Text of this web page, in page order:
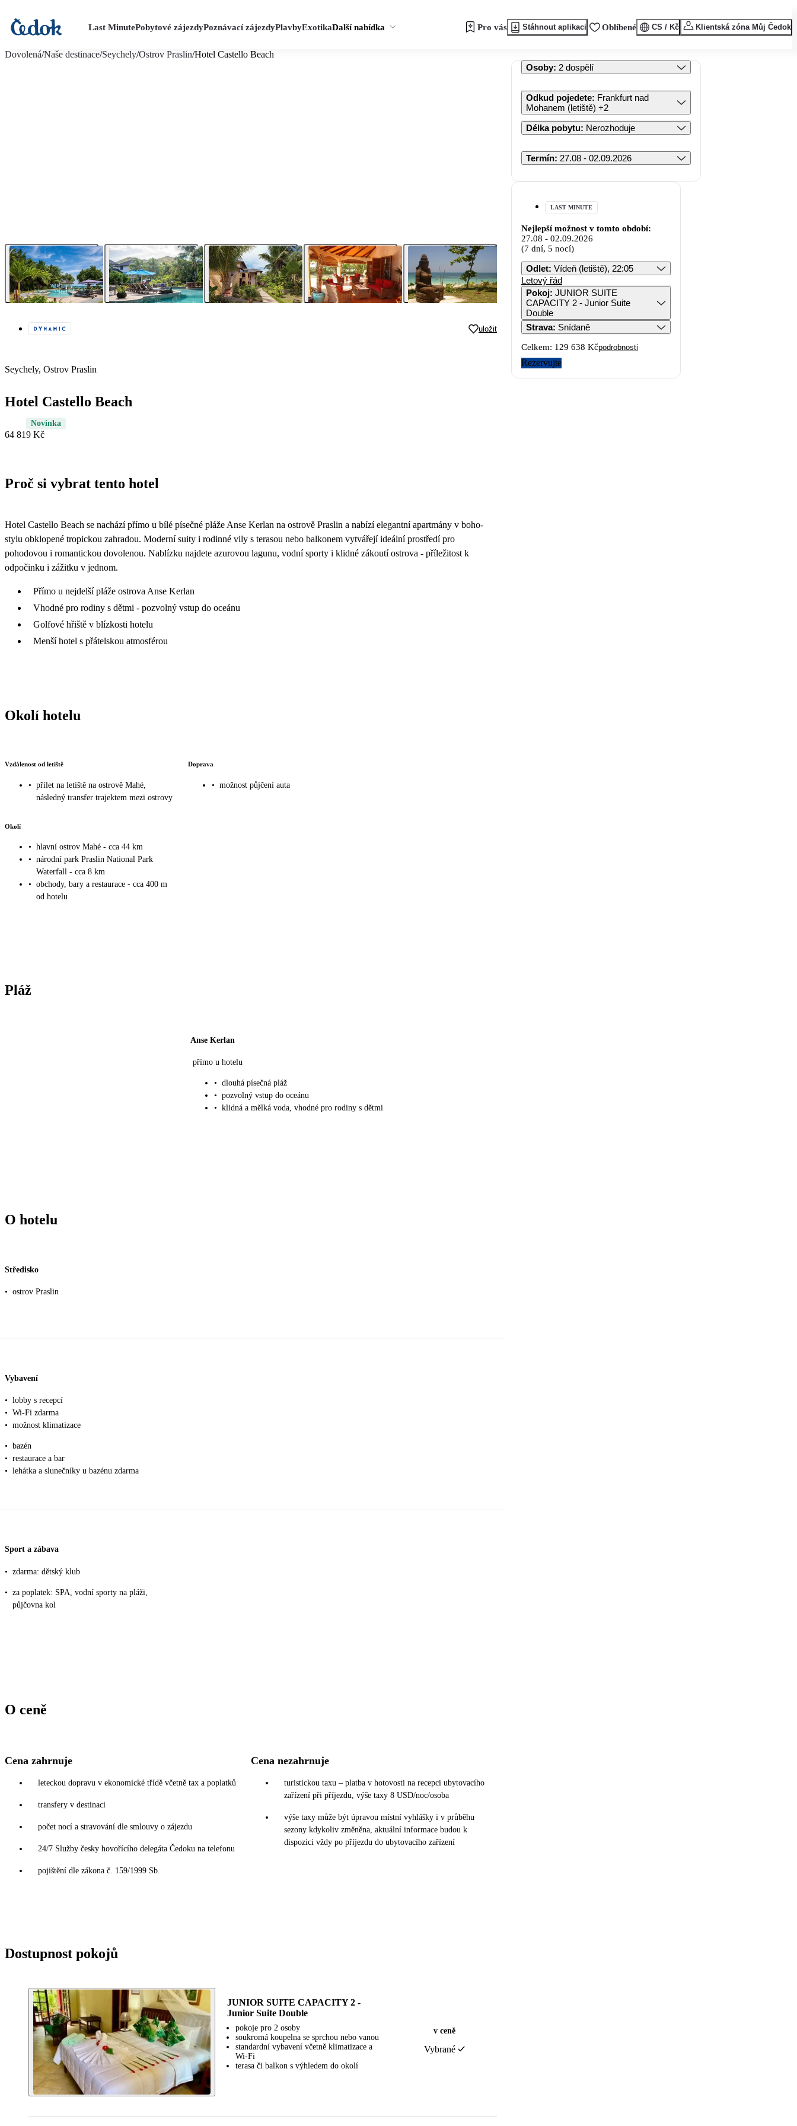
Last MinutePobytové zájezdyPoznávací zájezdyPlavbyExotikaDalší nabídka Pro vás Stáhnout aplikaci Oblíbené CS / Kč Klientská zóna Můj Čedok
Dovolená/Naše destinace/Seychely/Ostrov Praslin/Hotel Castello Beach
uložit
Seychely, Ostrov Praslin
Hotel Castello Beach
Novinka
64 819 Kč
Proč si vybrat tento hotel
Hotel Castello Beach se nachází přímo u bílé písečné pláže Anse Kerlan na ostrově Praslin a nabízí elegantní apartmány v boho-
stylu obklopené tropickou zahradou. Moderní suity i rodinné vily s terasou nebo balkonem vytvářejí ideální prostředí pro
pohodovou i romantickou dovolenou. Nablízku najdete azurovou lagunu, vodní sporty i klidné zákoutí ostrova - příležitost k
odpočinku i zážitku v jednom.
Přímo u nejdelší pláže ostrova Anse Kerlan
Vhodné pro rodiny s dětmi - pozvolný vstup do oceánu
Golfové hřiště v blízkosti hotelu
Menší hotel s přátelskou atmosférou
Okolí hotelu
Vzdálenost od letiště
• přílet na letiště na ostrově Mahé,
následný transfer trajektem mezi ostrovy
Doprava
• možnost půjčení auta
Okolí
• hlavní ostrov Mahé - cca 44 km
• národní park Praslin National Park
Waterfall - cca 8 km
• obchody, bary a restaurace - cca 400 m
od hotelu
Pláž
Anse Kerlan
přímo u hotelu
• dlouhá písečná pláž
• pozvolný vstup do oceánu
• klidná a mělká voda, vhodné pro rodiny s dětmi
O hotelu
Středisko
• ostrov Praslin
Vybavení
• lobby s recepcí
• Wi-Fi zdarma
• možnost klimatizace
• bazén
• restaurace a bar
• lehátka a slunečníky u bazénu zdarma
Sport a zábava
• zdarma: dětský klub
• za poplatek: SPA, vodní sporty na pláži,
půjčovna kol
O ceně
Cena zahrnuje
leteckou dopravu v ekonomické třídě včetně tax a poplatků
transfery v destinaci
počet nocí a stravování dle smlouvy o zájezdu
24/7 Služby česky hovořícího delegáta Čedoku na telefonu
pojištění dle zákona č. 159/1999 Sb.
Cena nezahrnuje
turistickou taxu – platba v hotovosti na recepci ubytovacího
zařízení při příjezdu, výše taxy 8 USD/noc/osoba
výše taxy může být úpravou místní vyhlášky i v průběhu
sezony kdykoliv změněna, aktuální informace budou k
dispozici vždy po příjezdu do ubytovacího zařízení
Dostupnost pokojů
JUNIOR SUITE CAPACITY 2 -
Junior Suite Double
pokoje pro 2 osoby
soukromá koupelna se sprchou nebo vanou
standardní vybavení včetně klimatizace a
Wi-Fi
terasa či balkon s výhledem do okolí
v ceně
Vybrané
Osoby: 2 dospělí
Odkud pojedete: Frankfurt nad
Mohanem (letiště) +2
Délka pobytu: Nerozhoduje
Termín: 27.08 - 02.09.2026
LAST MINUTE
Nejlepší možnost v tomto období:
27.08 - 02.09.2026
(7 dní, 5 nocí)
Odlet: Vídeň (letiště), 22:05
Letový řád
Pokoj: JUNIOR SUITE
CAPACITY 2 - Junior Suite
Double
Strava: Snídaně
Celkem: 129 638 Kčpodrobnosti
Rezervujte